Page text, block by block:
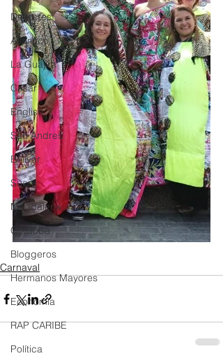
Deportes
Atlántico
La Guajira
Cesar
English
San Andres
Bolívar
Sucre
Magdalena
Córdoba
Bloggeros
Hermanos Mayores
Economía
RAP CARIBE
Política
Carnaval